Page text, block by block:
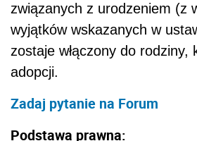
związanych z urodzeniem (z
wyjątków wskazanych w
zostaje włączony do rodziny,
adopcji.
Zadaj pytanie na Forum
Podstawa prawna: